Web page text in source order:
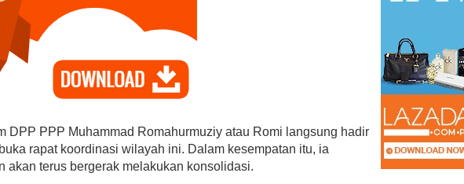
DPP PPP Muhammad Romahurmuziy atau Romi langsung hadir
rapat koordinasi wilayah ini. Dalam kesempatan itu, ia
akan terus bergerak melakukan konsolidasi.